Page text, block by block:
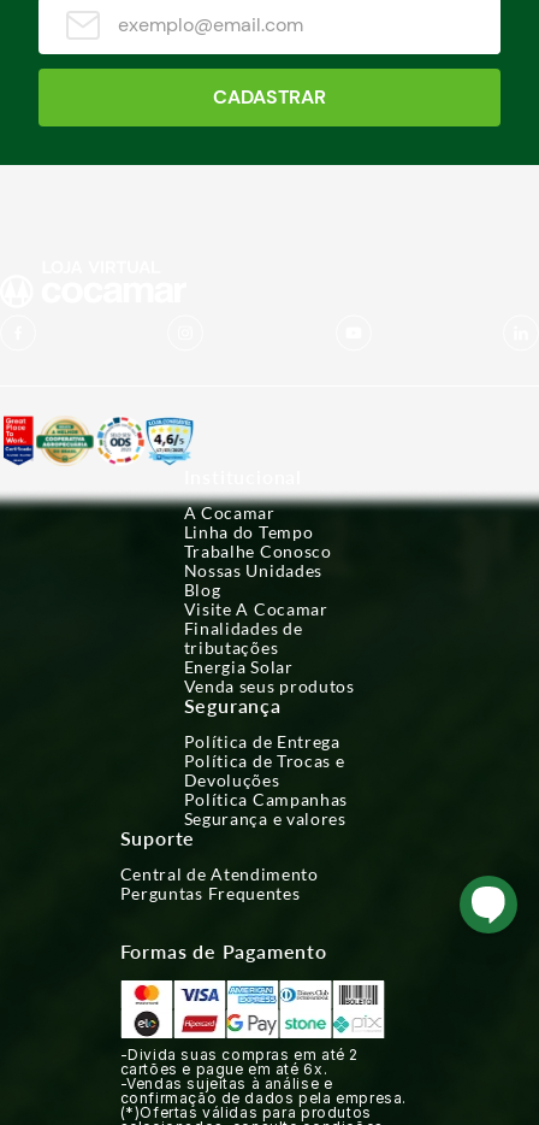
CADASTRAR
A Cocamar
Linha do Tempo
Trabalhe Conosco
Nossas Unidades
Blog
Visite A Cocamar
Finalidades de
tributações
Energia Solar
Venda seus produtos
Segurança
Política de Entrega
Política de Trocas e
Devoluções
Política Campanhas
Segurança e valores
Suporte
Central de Atendimento
Perguntas Frequentes
Formas de Pagamento
-Divida suas compras em até 2
cartões e pague em até 6x.
-Vendas sujeitas à análise e
confirmação de dados pela empresa.
(*)Ofertas válidas para produtos